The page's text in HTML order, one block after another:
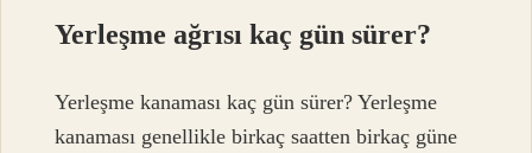
Yerleşme ağrısı kaç gün sürer?
Yerleşme kanaması kaç gün sürer? Yerleşme
kanaması genellikle birkaç saatten birkaç güne